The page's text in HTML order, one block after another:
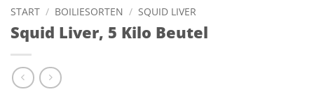
START / BOILIESORTEN / SQUID LIVER
Squid Liver, 5 Kilo Beutel